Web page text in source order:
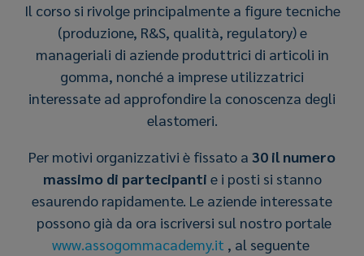
Il corso si rivolge principalmente a figure tecniche
(produzione, R&S, qualità, regulatory) e
manageriali di aziende produttrici di articoli in
gomma, nonché a imprese utilizzatrici
interessate ad approfondire la conoscenza degli
elastomeri.
Per motivi organizzativi è fissato a 30 il numero
massimo di partecipanti e i posti si stanno
esaurendo rapidamente. Le aziende interessate
possono già da ora iscriversi sul nostro portale
www.assogommacademy.it , al seguente